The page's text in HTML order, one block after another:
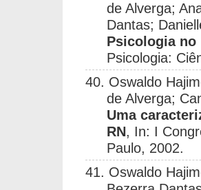
de Alverga;
Dantas;
Psicologia no
Psicologia:
40. Oswaldo
de Alverga;
Uma
RN, In: I
Paulo, 2002.
41. Oswaldo